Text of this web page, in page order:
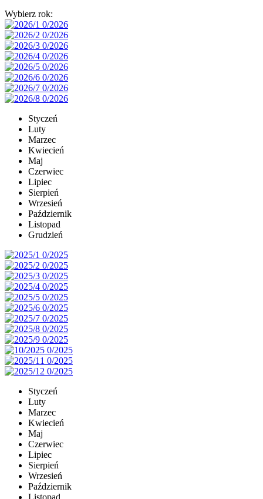
Wybierz rok:
Styczeń
Luty
Marzec
Kwiecień
Maj
Czerwiec
Lipiec
Sierpień
Wrzesień
Październik
Listopad
Grudzień
Styczeń
Luty
Marzec
Kwiecień
Maj
Czerwiec
Lipiec
Sierpień
Wrzesień
Październik